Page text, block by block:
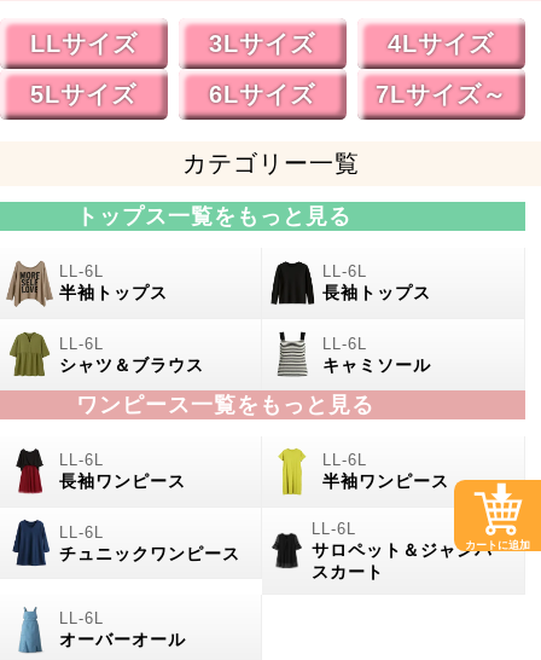
LLサイズ 3Lサイズ
4Lサイズ
5Lサイズ
6Lサイズ 7Lサイズ～
カテゴリー一覧
トップス一覧をもっと見る
半袖トップス 長袖トップス
シャツ＆ブラウス キャミソール
ワンピース一覧をもっと見る
長袖ワンピース 半袖ワンピース
チュニックワンピース
サロペット＆ジャンパー
スカート
オーバーオール
カートに追加